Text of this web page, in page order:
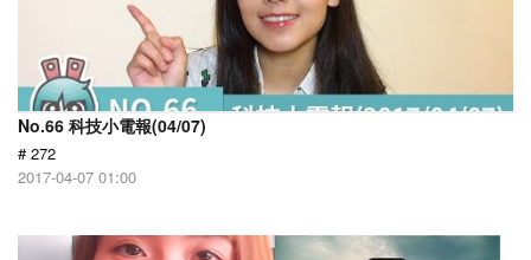
No.66 科技小電報(04/07)
# 272
2017-04-07 01:00